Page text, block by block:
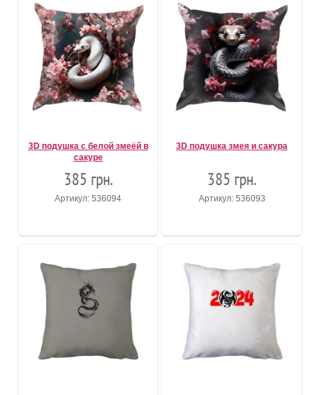
3D подушка с белой змеёй в
сакуре
385 грн.
Артикул: 536094
3D подушка змея и сакура
385 грн.
Артикул: 536093